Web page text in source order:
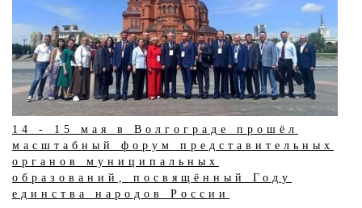
14 - 15 мая в Волгограде прошёл
масштабный форум представительных
органов муниципальных
образований, посвящённый Году
единства народов России